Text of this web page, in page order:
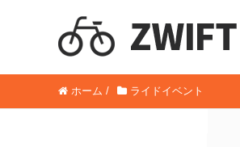
ホーム / ライドイベント